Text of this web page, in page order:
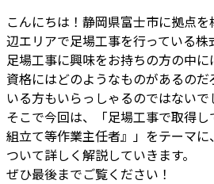
こんにちは！静岡県富士市に拠点
辺エリアで足場工事を行っている株
足場工事に興味をお持ちの方の中
資格にはどのようなものがあるの
いる方もいらっしゃるのではないで
そこで今回は、「足場工事で取得
組立て等作業主任者』」をテーマ
ついて詳しく解説していきます。
ぜひ最後までご覧ください！